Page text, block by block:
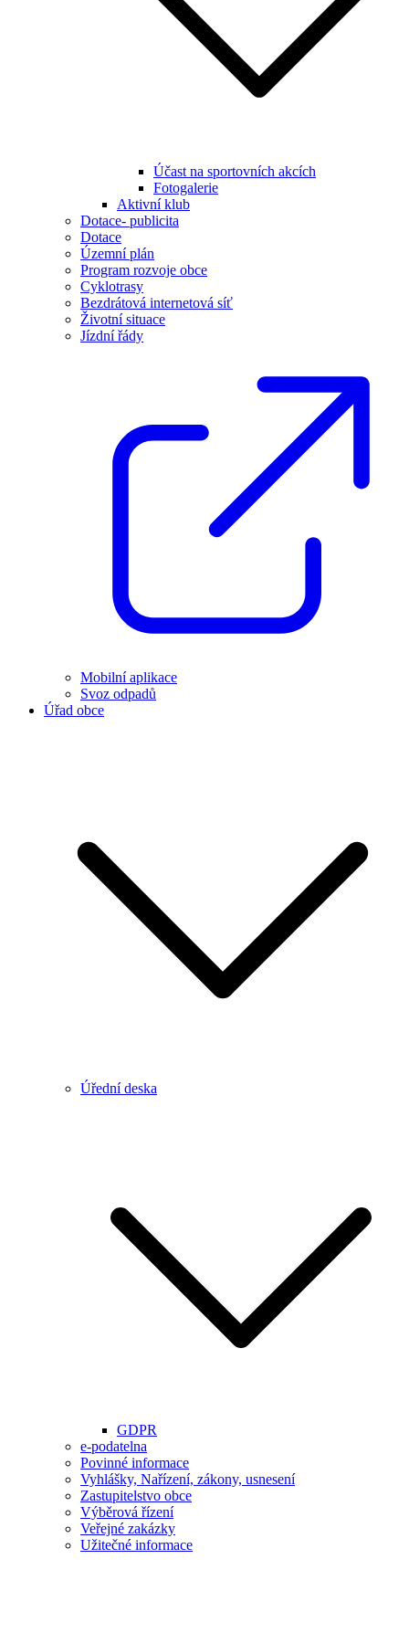
Účast na sportovních akcích
Fotogalerie
Aktivní klub
Dotace- publicita
Dotace
Územní plán
Program rozvoje obce
Cyklotrasy
Bezdrátová internetová síť
Životní situace
Jízdní řády
Mobilní aplikace
Svoz odpadů
Úřad obce
Úřední deska
GDPR
e-podatelna
Povinné informace
Vyhlášky, Nařízení, zákony, usnesení
Zastupitelstvo obce
Výběrová řízení
Veřejné zakázky
Užitečné informace